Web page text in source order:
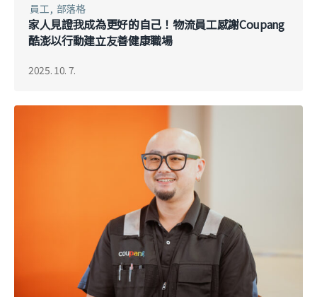
員工 部落格
家人見證我成為更好的自己！物流員工感謝Coupang
酷澎以行動建立友善健康職場
2025. 10. 7.